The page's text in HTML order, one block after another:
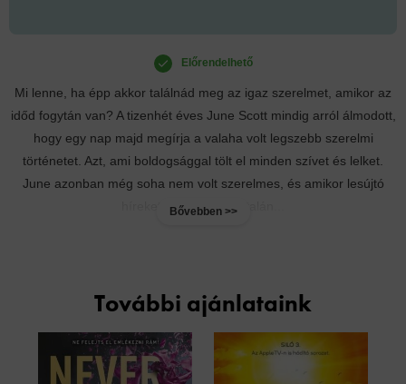
Mi lenne, ha épp akkor találnád meg az igaz szerelmet, amikor az
időd fogytán van? A tizenhét éves June Scott mindig arról álmodott,
hogy egy nap majd megírja a valaha volt legszebb szerelmi
történetet. Azt, ami boldogsággal tölt el minden szívet és lelket.
June azonban még soha nem volt szerelmes, és amikor lesújtó
híreket kap, úgy érzi, talán...
Bővebben >>
Előrendelhető
További ajánlataink